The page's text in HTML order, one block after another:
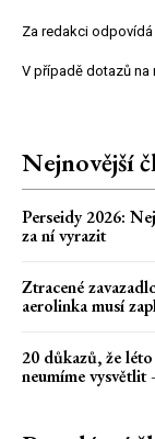
Za redakci odpovídá
V případě dotazů na
Nejnovější
Perseidy 2026:
za ní vyrazit
Ztracené
aerolinka musí
20 důkazů, že
neumíme vysvětlit